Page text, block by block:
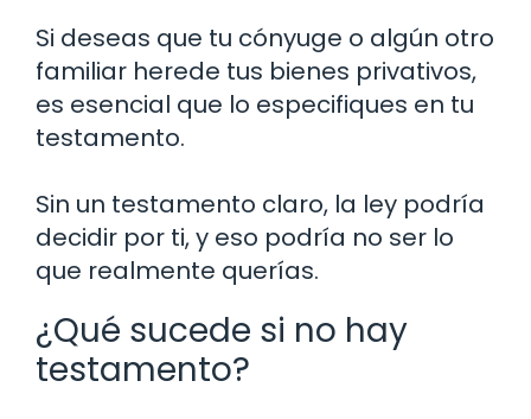
Si deseas que tu cónyuge o algún otro
familiar herede tus bienes privativos,
es esencial que lo especifiques en tu
testamento.
Sin un testamento claro, la ley podría
decidir por ti, y eso podría no ser lo
que realmente querías.
¿Qué sucede si no hay
testamento?